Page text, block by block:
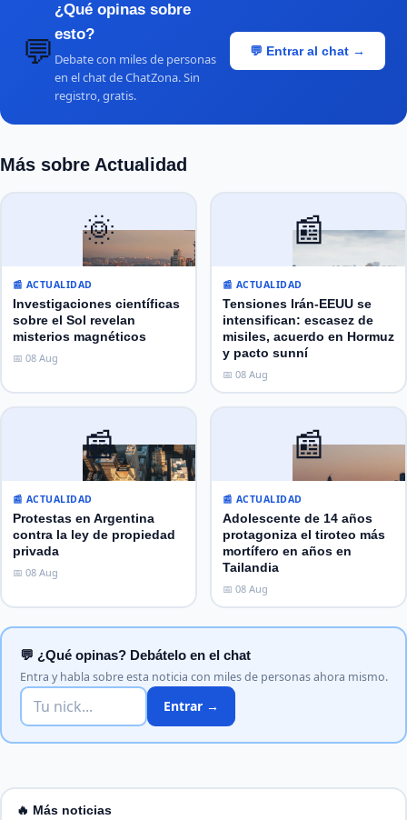
💬
¿Qué opinas sobre
esto?
Debate con miles de personas
en el chat de ChatZona. Sin
registro, gratis.
💬 Entrar al chat →
Más sobre Actualidad
🌞
📰 ACTUALIDAD
Investigaciones científicas
sobre el Sol revelan
misterios magnéticos
📅 08 Aug
📰
📰 ACTUALIDAD
Tensiones Irán-EEUU se
intensifican: escasez de
misiles, acuerdo en Hormuz
y pacto sunní
📅 08 Aug
📰
📰 ACTUALIDAD
Protestas en Argentina
contra la ley de propiedad
privada
📅 08 Aug
📰
📰 ACTUALIDAD
Adolescente de 14 años
protagoniza el tiroteo más
mortífero en años en
Tailandia
📅 08 Aug
💬 ¿Qué opinas? Debátelo en el chat
Entra y habla sobre esta noticia con miles de personas ahora mismo.
Entrar →
🔥 Más noticias